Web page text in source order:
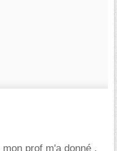
prof m'a donné ,